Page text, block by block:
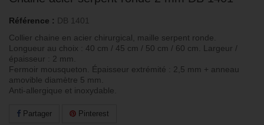
Référence : DB 1401
Collier chaine en acier chirurgical, maille serpent ronde.
Longueur au choix : 40 cm / 45 cm / 50 cm / 60 cm. Largeur /
épaisseur : 2 mm.
Fermoir mousqueton. Épaisseur extrémité : 2,5 mm + anneau
amovible diamètre 5 mm.
Anti-allergique et inoxydable.
Partager Pinterest